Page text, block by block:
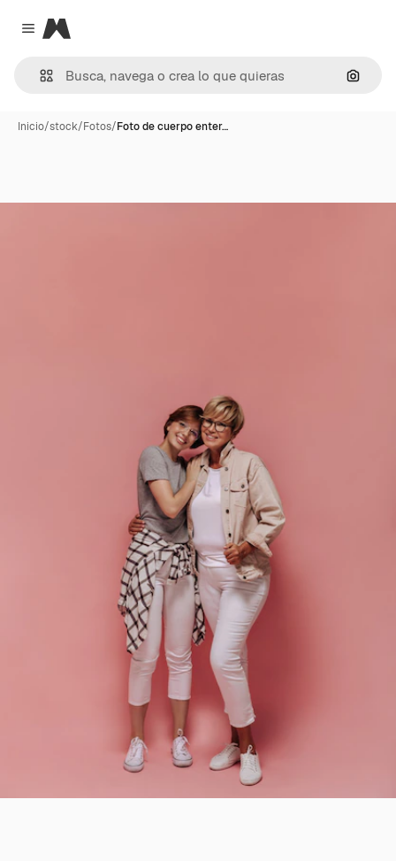
Close menu
Magnific
Inicio/stock/Fotos/Foto de cuerpo enter…